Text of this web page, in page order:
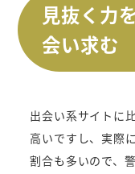
見抜く力
会い求む
出会い系サイトに
高いですし、実際
割合も多いので、